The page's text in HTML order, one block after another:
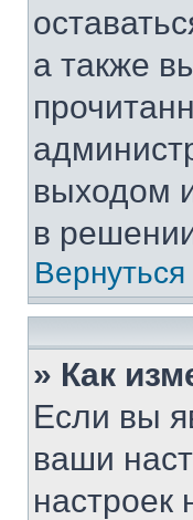
а также
выходом
в
» Как
Если вы
ваши
настроек